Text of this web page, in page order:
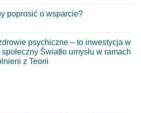
poprosić o wsparcie?
psychiczne – to inwestycja w
Światło umysłu w ramach
z Teorii